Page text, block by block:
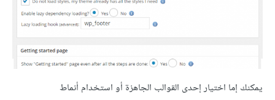
يمكنك إما اختيار إحدى القوالب الجاهزة أو استخدام أنماط